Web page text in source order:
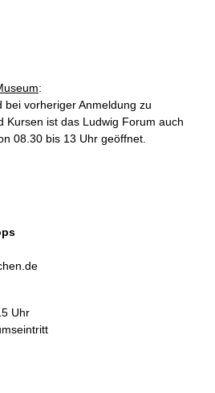
:
vorheriger Anmeldung zu
Kursen ist das Ludwig Forum auch
08.30 bis 13 Uhr geöffnet.
Uhr